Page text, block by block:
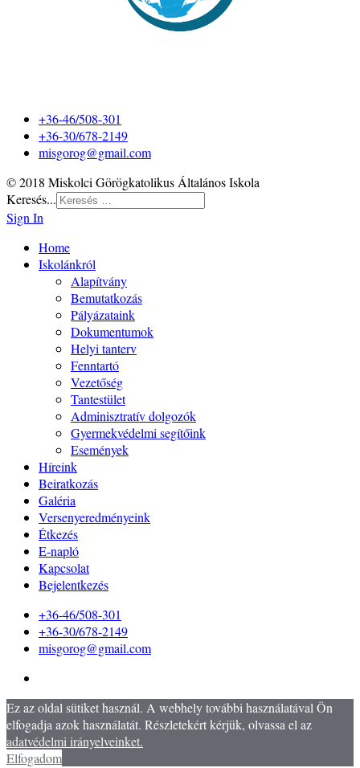
+36-46/508-301
+36-30/678-2149
misgorog@gmail.com
© 2018 Miskolci Görögkatolikus Általános Iskola
Keresés...
Sign In
Home
Iskolánkról
Alapítvány
Bemutatkozás
Pályázataink
Dokumentumok
Helyi tanterv
Fenntartó
Vezetőség
Tantestület
Adminisztratív dolgozók
Gyermekvédelmi segítőink
Események
Híreink
Beiratkozás
Galéria
Versenyeredményeink
Étkezés
E-napló
Kapcsolat
Bejelentkezés
+36-46/508-301
+36-30/678-2149
misgorog@gmail.com
Ez az oldal sütiket használ. A webhely további használatával Ön
elfogadja azok használatát. Részletekért kérjük, olvassa el az
adatvédelmi irányelveinket.
Elfogadom